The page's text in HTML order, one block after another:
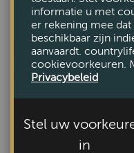
informatie u met
er rekening mee
beschikbaar zijn
aanvaardt.
cookievoorkeuren.
Privacybeleid
Stel uw
in